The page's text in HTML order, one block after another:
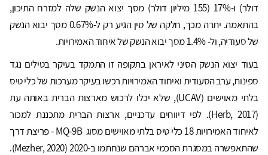
דולר) ו-17% (155 מיליון דולר) מסך יצוא הנשק שלה למזרח התיכון,
בהתאמה. יתרה מכך, חלקה של סין הגיע רק ל-0.67% מסך יבוא הנשק
של סעודיה, ול- 1.4% מסך יבוא הנשק של איחוד האמירויות.
בעוד יצוא הנשק הסיני לאיראן בתקופה זו התמקד בעיקר בטילים נגד
ספינות, ערב הסעודית ואיחוד האמירויות רכשו בעיקר מערכות של כלי טיס
בלתי מאוישים (UCAV), שלא יכלו לרכוש מארצות הברית באותה עת
(Herb, 2017). לפי דיווחים עדכניים, ארצות הברית מתכננת למכור
לאיחוד האמירויות 18 כלי טיס בלתי מאוישים מסוג MQ-9B - פריצת דרך
שהתאפשרה במסגרת הסכמי אברהם שנחתמו ב-2020 (Mezher, 2020).